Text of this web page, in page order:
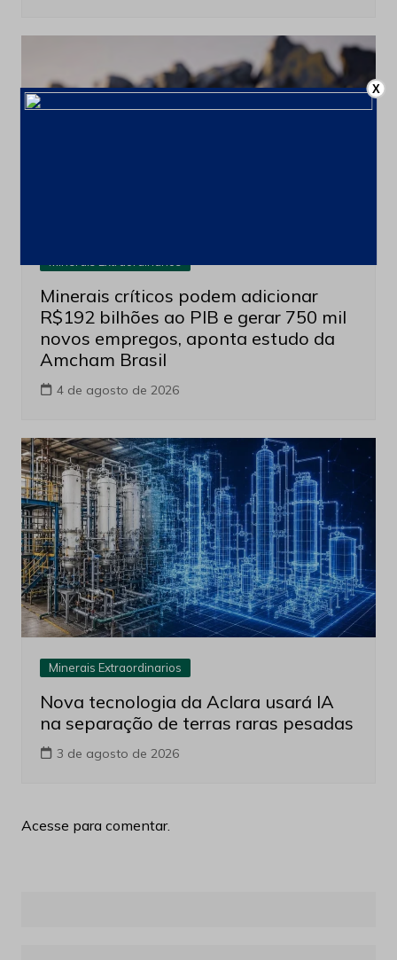
Minerais críticos podem adicionar
R$192 bilhões ao PIB e gerar 750 mil
novos empregos, aponta estudo da
Amcham Brasil
4 de agosto de 2026
Minerais Extraordinarios
Nova tecnologia da Aclara usará IA
na separação de terras raras pesadas
3 de agosto de 2026
Acesse para comentar.
X